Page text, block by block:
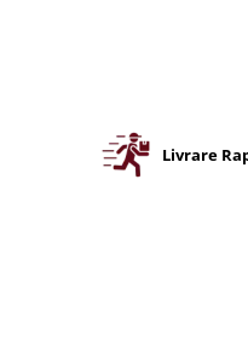
Livrare